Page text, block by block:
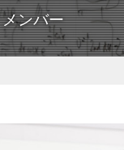
メンバー